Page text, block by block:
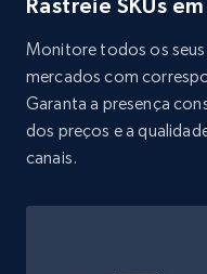
URL, Product id,
and more.
Rastreie SKUs
Monitore todos os seus
mercados com
Garanta a presença
dos preços e a
canais.